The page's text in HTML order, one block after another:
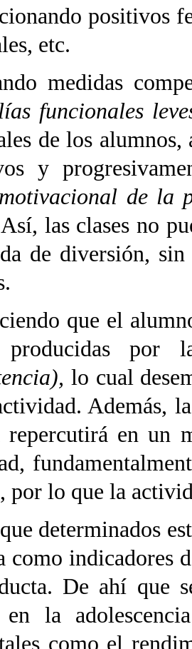
positivos
etc.
medidas
funcionales
de los
y
de la
las clases no
de diversión,
que el
producidas
lo cual
Además,
repercutirá en un
por lo que la
determinados
como indicadores
De ahí que
en la
como el